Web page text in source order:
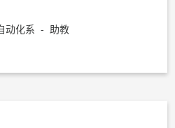
动化系 - 助教